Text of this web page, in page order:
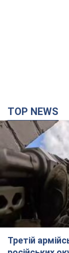
TOP NEWS
Третій